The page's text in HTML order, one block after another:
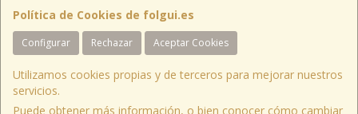
Política de Cookies de folgui.es
Configurar Rechazar Aceptar Cookies
Utilizamos cookies propias y de terceros para mejorar nuestros
servicios.
Puede obtener más información, o bien conocer cómo cambiar
Horario
Lunes a viernes de 10:00 a 14:00 y de 16:00 a 20:00.
Sábados de 10:00 a 14:00 y de 16:00 a 19:00